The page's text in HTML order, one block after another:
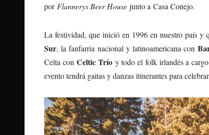
por Flannerys Beer House junto a Casa Conejo.
La festividad, que inició en 1996 en nuestro país y
Sur, la fanfarria nacional y latinoamericana con
Celta conCeltic Trío y todo el folk irlandés a
evento tendrá gaitas y danzas itinerantes para